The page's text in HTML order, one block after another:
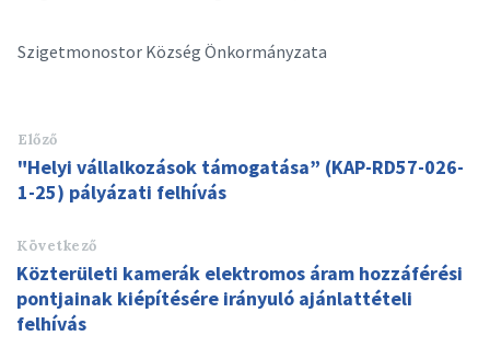
Szigetmonostor Község Önkormányzata
Előző
"Helyi vállalkozások támogatása” (KAP-RD57-026-
1-25) pályázati felhívás
Következő
Közterületi kamerák elektromos áram hozzáférési
pontjainak kiépítésére irányuló ajánlattételi
felhívás